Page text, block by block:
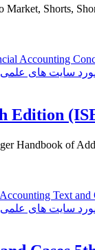
سایت های علمی
سایت های علمی